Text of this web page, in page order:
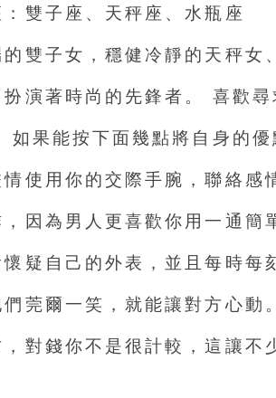
雙子座、天秤座、水瓶座
雙子女，穩健冷靜的天秤
演著時尚的先鋒者。 喜歡
如果能按下面幾點將自身的
使用你的交際手腕，聯絡
，因為男人更喜歡你用一通簡
疑自己的外表，並且每​​時
們莞爾一笑，就能讓對方心動
對錢你不是很計較，這讓